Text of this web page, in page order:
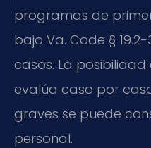
programas de
bajo Va. Code §
casos. La
evalúa caso por
graves se puede
personal.